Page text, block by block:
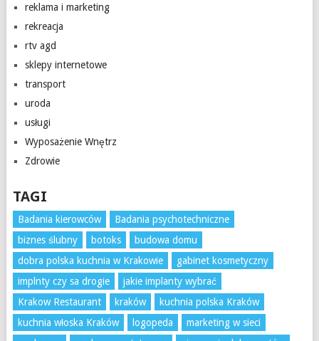
reklama i marketing
rekreacja
rtv agd
sklepy internetowe
transport
uroda
usługi
Wyposażenie Wnętrz
Zdrowie
TAGI
Badania kierowców
Badania psychotechniczne
biznes ślubny
botoks
budowa domu
dobra polska kuchnia w Krakowie
gabinet kosmetyczny
implnty czy sa drogie
jakie implanty wybrać
Krakow Restaurant
kraków
kuchnia polska Kraków
kuchnia włoska Kraków
logopeda
marketing w sieci